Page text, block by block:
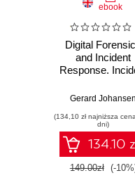
ebook
Digital
and Incident
Response.
and techniques
threat
Fourth Edition
Gerard Johansen
(134,10 zł najniższa
dni)
134.10
149.00zł (-